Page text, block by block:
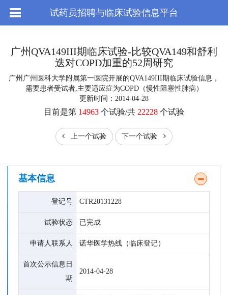
试药员招聘与临床试验信息平台
广州QVA149III期临床试验-比较QVA149和舒利
迭对COPD加重的52周研究
广州广州医科大学附属第一医院开展的QVA149III期临床试验信息，
需要患者受试者,主要适应症为COPD（慢性阻塞性肺病）
更新时间：2014-04-28
目前是第 14963 个试验/共 22228 个试验
上一个试验 下一个试验
基本信息
登记号 CTR20131228
试验状态 已完成
申请人联系人 诺华医学热线（临床登记）
首次公示信息日
期
2014-04-28